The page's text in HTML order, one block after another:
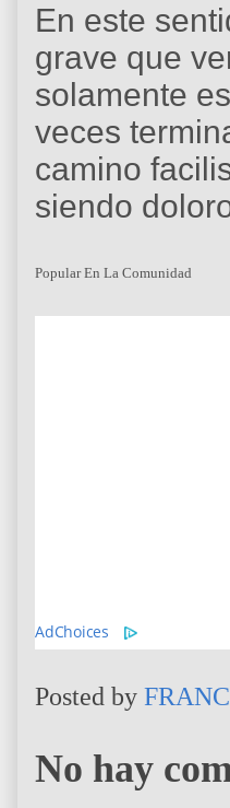
En este
grave que
solamente
veces
camino
siendo
Popular En La Comunidad
AdChoices
Posted by
No hay